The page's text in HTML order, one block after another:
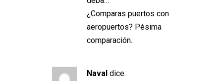
¿Comparas puertos con
aeropuertos? Pésima
comparación.
Naval dice: